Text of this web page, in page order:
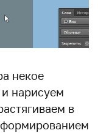
некое
нарисуем
в